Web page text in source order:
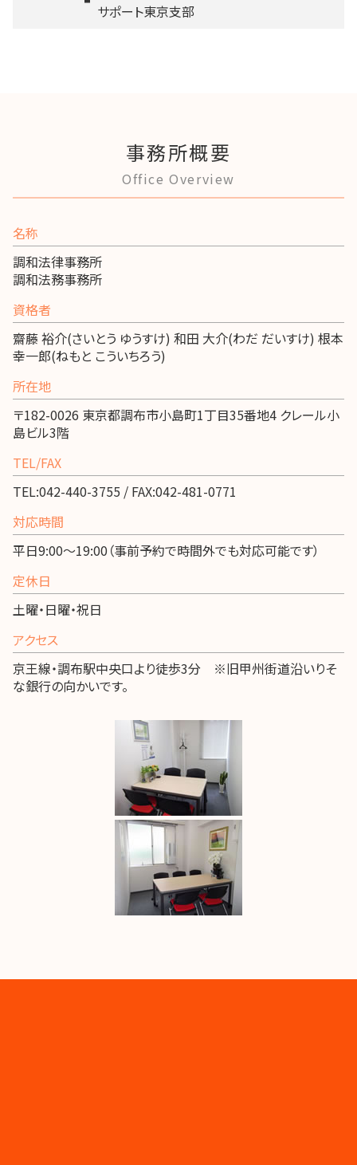
サポート東京支部
事務所概要
Office Overview
名称
調和法律事務所
調和法務事務所
資格者
齋藤 裕介(さいとう ゆうすけ) 和田 大介(わだ だいすけ) 根本
幸一郎(ねもと こういちろう)
所在地
〒182-0026 東京都調布市小島町1丁目35番地4 クレール小
島ビル3階
TEL/FAX
TEL:042-440-3755 / FAX:042-481-0771
対応時間
平日9:00～19:00（事前予約で時間外でも対応可能です）
定休日
土曜・日曜・祝日
アクセス
京王線・調布駅中央口より徒歩3分 ※旧甲州街道沿いりそ
な銀行の向かいです。